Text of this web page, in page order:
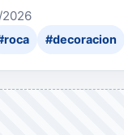
#decoracion